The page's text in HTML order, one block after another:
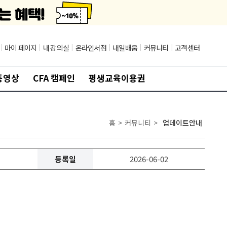
| 마이 페이지 | 내 강의실 | 온라인서점 | 내일배움 | 커뮤니티 | 고객센터
영상 CFA 캠페인 평생교육이용권
홈 > 커뮤니티 > 업데이트안내
등록일 2026-06-02